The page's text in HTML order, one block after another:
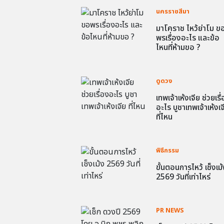
นครราชสีมา
มาโคราช ไหว้ย่าโม ข
พรเรื่องอะไร และข้อ
ไหนที่ห้ามขอ ?
ดูดวง
เทพเจ้าเห้งเจีย ช่วยเ
อะไร บูชาเทพเจ้าเห้งเ
ที่ไหน
พิธีกรรม
ขั้นตอนการไหว้ เช็งเ
2569 วันที่เท่าไหร่
PR NEWS